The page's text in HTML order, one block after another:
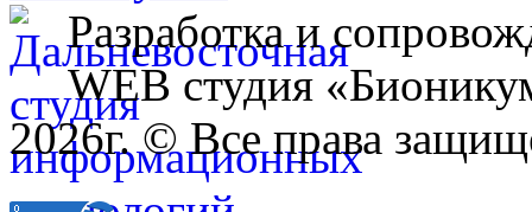
Разработка и
WEB студия
2026г. © Все права